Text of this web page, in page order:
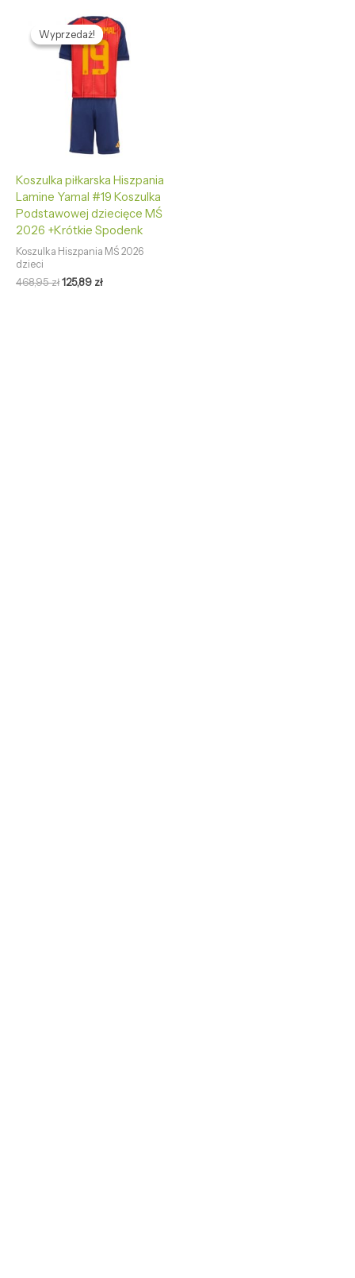
Wyprzedaż!
Wyprzedaż!
Koszulka piłkarska Hiszpania
Lamine Yamal #19 Koszulka
Podstawowej dziecięce MŚ
2026 +Krótkie Spodenk
Koszulka Hiszpania MŚ 2026
dzieci
468,95zł
Pierwotna
cena
wynosiła:
468,95 zł.
125,89 zł
Aktualna
cena
wynosi:
125,89 zł.